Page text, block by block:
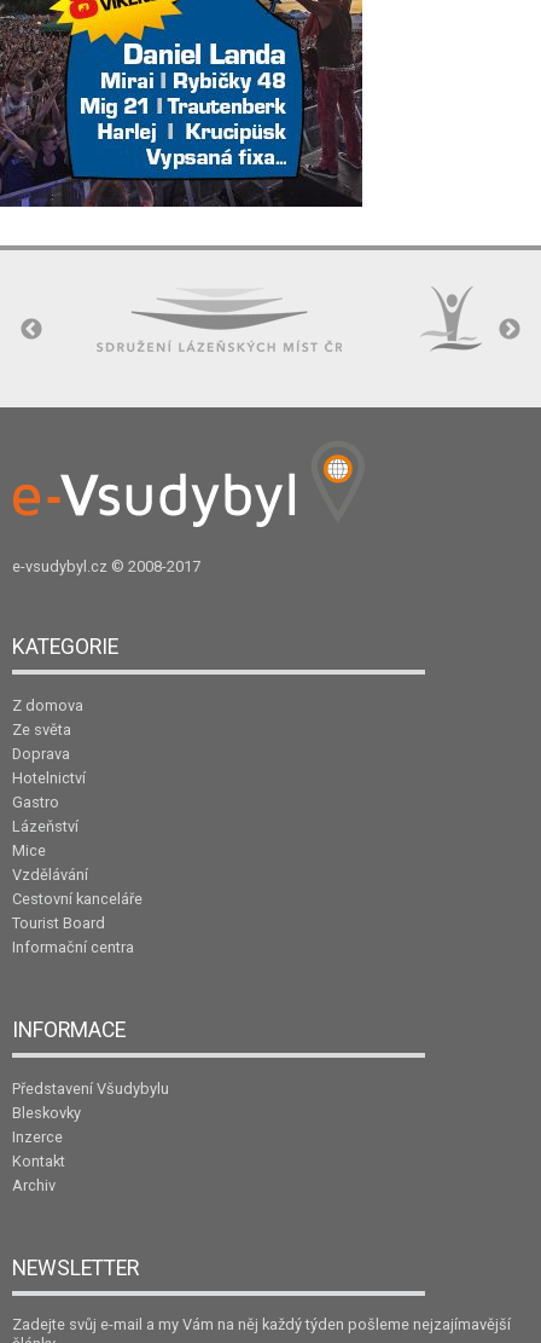
e-vsudybyl.cz © 2008-2017
KATEGORIE
Z domova
Ze světa
Doprava
Hotelnictví
Gastro
Lázeňství
Mice
Vzdělávání
Cestovní kanceláře
Tourist Board
Informační centra
INFORMACE
Představení Všudybylu
Bleskovky
Inzerce
Kontakt
Archiv
NEWSLETTER
Zadejte svůj e-mail a my Vám na něj každý týden pošleme nejzajímavější